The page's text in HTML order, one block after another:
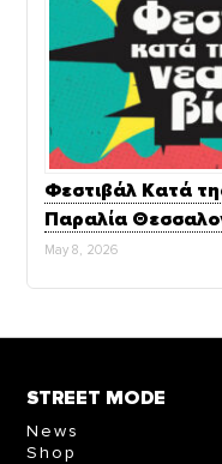
Φεστιβάλ Κατά
Παραλία
May 8, 2026
STREET MODE
News
Shop